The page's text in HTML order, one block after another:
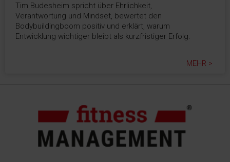
Tim Budesheim spricht über Ehrlichkeit,
Verantwortung und Mindset, bewertet den
Bodybuildingboom positiv und erklärt, warum
Entwicklung wichtiger bleibt als kurzfristiger Erfolg.
MEHR >